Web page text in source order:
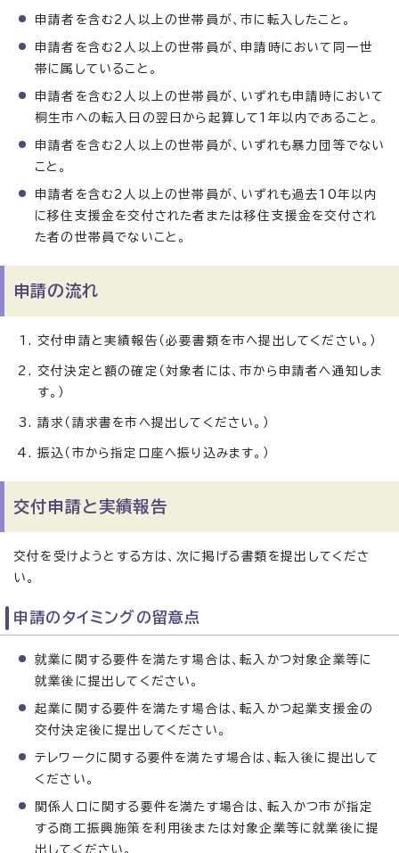
申請者を含む2人以上の世帯員が、市に転入したこと。
申請者を含む2人以上の世帯員が、申請時において同一世
帯に属していること。
申請者を含む2人以上の世帯員が、いずれも申請時において
桐生市への転入日の翌日から起算して1年以内であること。
申請者を含む2人以上の世帯員が、いずれも暴力団等でない
こと。
申請者を含む2人以上の世帯員が、いずれも過去10年以内
に移住支援金を交付された者または移住支援金を交付され
た者の世帯員でないこと。
申請の流れ
交付申請と実績報告（必要書類を市へ提出してください。）
交付決定と額の確定（対象者には、市から申請者へ通知しま
す。）
請求（請求書を市へ提出してください。）
振込（市から指定口座へ振り込みます。）
交付申請と実績報告
交付を受けようとする方は、次に掲げる書類を提出してくださ
い。
申請のタイミングの留意点
就業に関する要件を満たす場合は、転入かつ対象企業等に
就業後に提出してください。
起業に関する要件を満たす場合は、転入かつ起業支援金の
交付決定後に提出してください。
テレワークに関する要件を満たす場合は、転入後に提出して
ください。
関係人口に関する要件を満たす場合は、転入かつ市が指定
する商工振興施策を利用後または対象企業等に就業後に提
出してください。